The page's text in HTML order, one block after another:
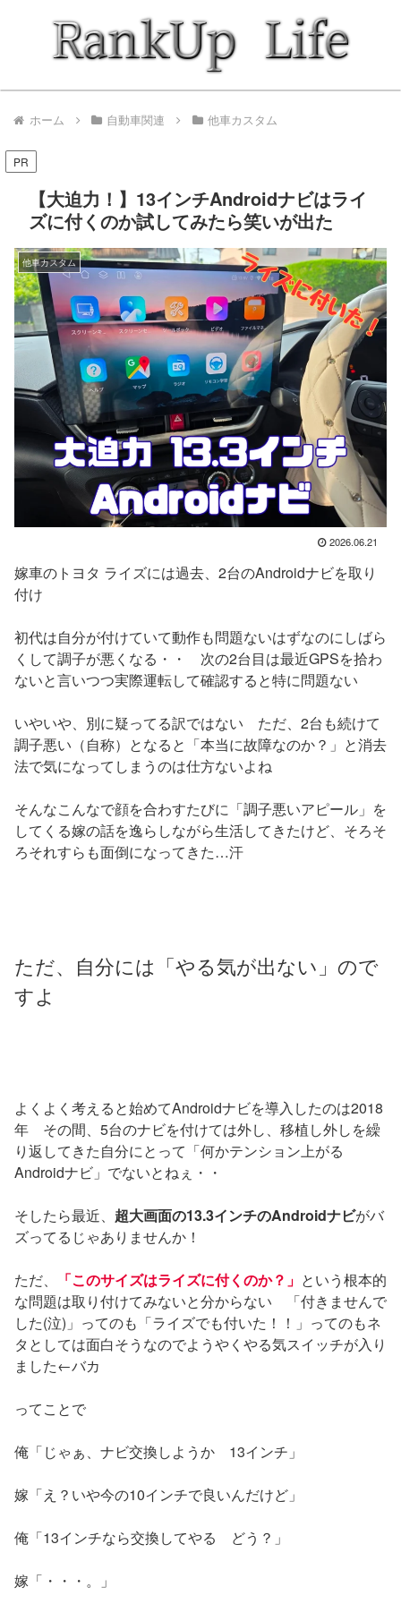
ホーム 自動車関連 他車カスタム
PR
【大迫力！】13インチAndroidナビはライ
ズに付くのか試してみたら笑いが出た
他車カスタム
2026.06.21
嫁車のトヨタ ライズには過去、2台のAndroidナビを取り
付け
初代は自分が付けていて動作も問題ないはずなのにしばら
くして調子が悪くなる・・ 次の2台目は最近GPSを拾わ
ないと言いつつ実際運転して確認すると特に問題ない
いやいや、別に疑ってる訳ではない ただ、2台も続けて
調子悪い（自称）となると「本当に故障なのか？」と消去
法で気になってしまうのは仕方ないよね
そんなこんなで顔を合わすたびに「調子悪いアピール」を
してくる嫁の話を逸らしながら生活してきたけど、そろそ
ろそれすらも面倒になってきた…汗
ただ、自分には「やる気が出ない」ので
すよ
よくよく考えると始めてAndroidナビを導入したのは2018
年 その間、5台のナビを付けては外し、移植し外しを繰
り返してきた自分にとって「何かテンション上がる
Androidナビ」でないとねぇ・・
そしたら最近、 超大画面の13.3インチのAndroidナビがバ
ズってるじゃありませんか！
ただ、 「このサイズはライズに付くのか？」 という根本的
な問題は取り付けてみないと分からない 「付きませんで
した(泣)」ってのも「ライズでも付いた！！」ってのもネ
タとしては面白そうなのでようやくやる気スイッチが入り
ました←バカ
ってことで
俺「じゃぁ、ナビ交換しようか 13インチ」
嫁「え？いや今の10インチで良いんだけど」
俺「13インチなら交換してやる どう？」
嫁「・・・。」